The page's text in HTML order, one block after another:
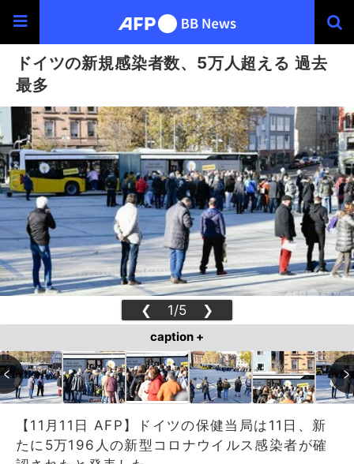
ドイツの新規感染者数、5万人超える 過去
最多
❮ 1/5 ❯
caption +
【11月11日 AFP】ドイツの保健当局は11日、新
たに5万196人の新型コロナウイルス感染者が確